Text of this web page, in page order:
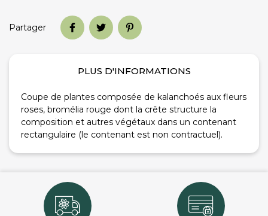
Partager
PLUS D'INFORMATIONS
Coupe de plantes composée de kalanchoés aux fleurs
roses, bromélia rouge dont la crête structure la
composition et autres végétaux dans un contenant
rectangulaire (le contenant est non contractuel).